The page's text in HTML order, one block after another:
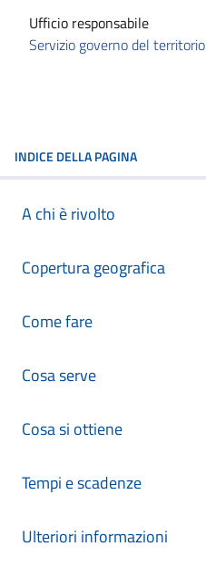
Ufficio responsabile
Servizio governo del territorio
INDICE DELLA PAGINA
A chi è rivolto
Copertura geografica
Come fare
Cosa serve
Cosa si ottiene
Tempi e scadenze
Ulteriori informazioni